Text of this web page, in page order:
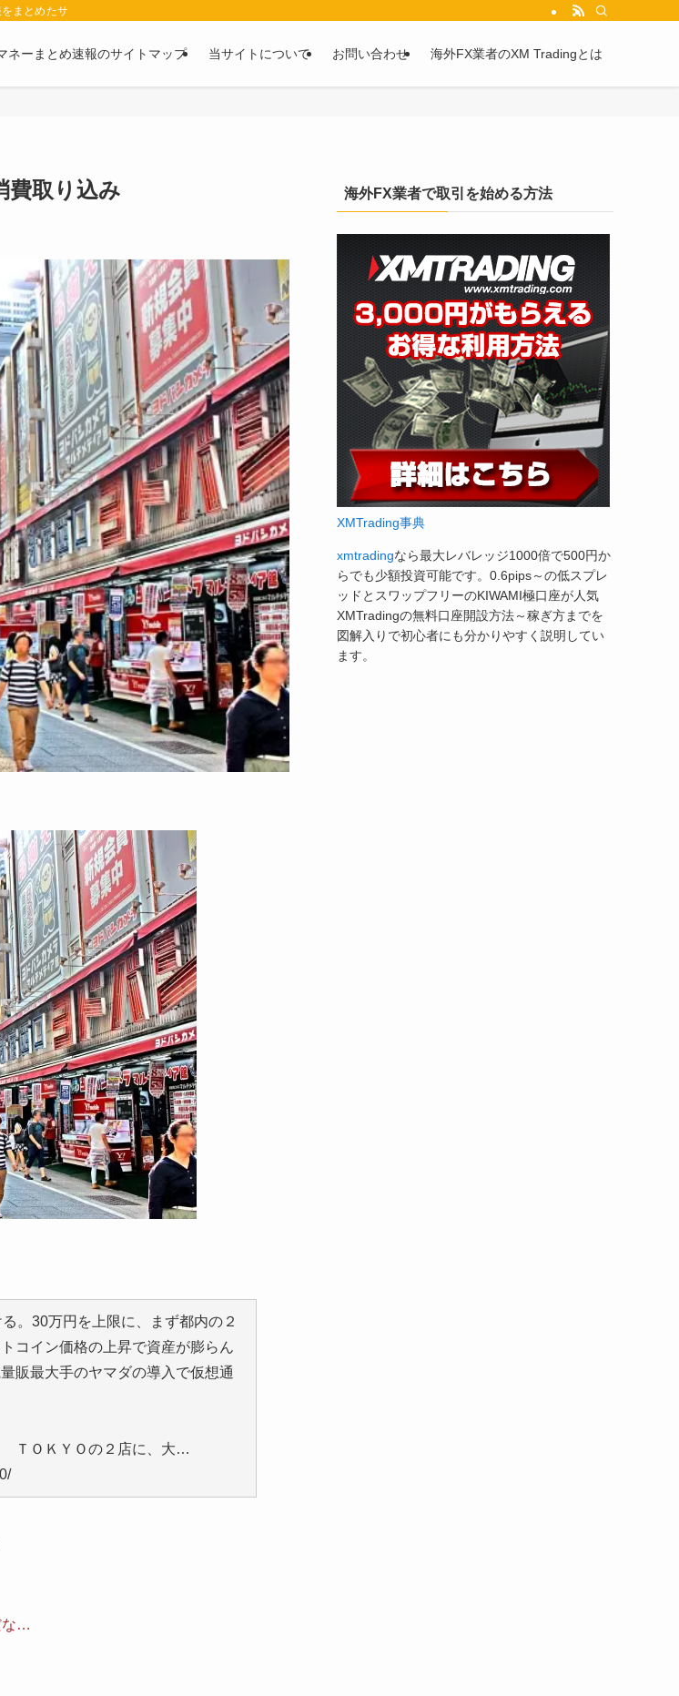
とめたサイトです。お金に関する情報の口コミや評判を2chや5chからピックアップしています。
ネーまとめ速報のサイトマップ 当サイトについて お問い合わせ 海外FX業者のXM Tradingとは
費取り込み
。30万円を上限に、まず都内の２
コイン価格の上昇で資産が膨らん
販最大手のヤマダの導入で仮想通
ＴＯＫＹＯの２店に、大…
な…
海外FX業者で取引を始める方法
XMTrading事典
xmtradingなら最大レバレッジ1000倍で500円か
らでも少額投資可能です。0.6pips～の低スプレ
ッドとスワップフリーのKIWAMI極口座が人気
XMTradingの無料口座開設方法～稼ぎ方までを
図解入りで初心者にも分かりやすく説明してい
ます。